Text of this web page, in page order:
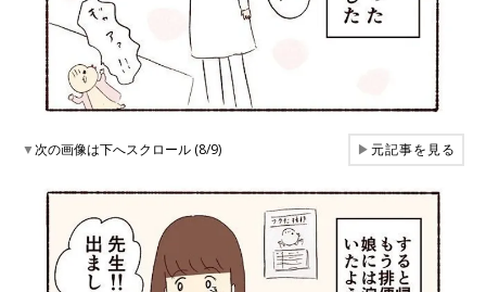
▼次の画像は下へスクロール (8/9) ▶元記事を見る